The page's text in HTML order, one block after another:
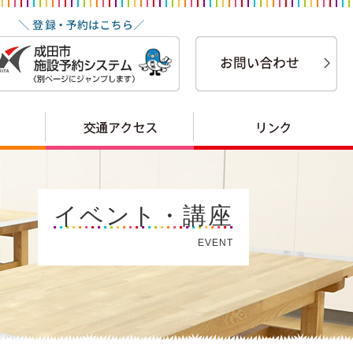
イベント・講座
EVENT